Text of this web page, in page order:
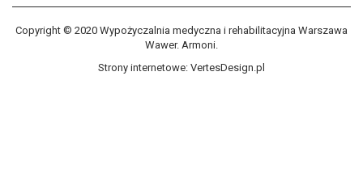
Copyright © 2020 Wypożyczalnia medyczna i rehabilitacyjna Warszawa
Wawer. Armoni.
Strony internetowe: VertesDesign.pl